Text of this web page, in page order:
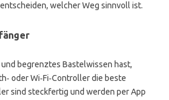
welcher Weg sinnvoll ist.
begrenztes Bastelwissen hast,
oder Wi‑Fi‑Controller die beste
sind steckfertig und werden per App